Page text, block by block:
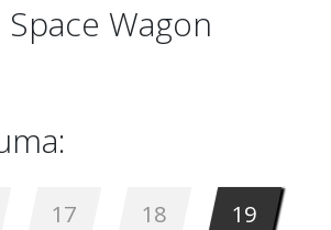
Wagon
17 18 19